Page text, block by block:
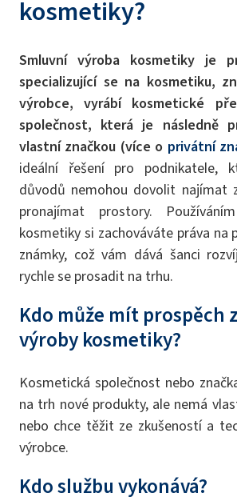
kosmetiky?
Smluvní výroba kosmetiky je
specializující se na kosmetiku,
výrobce, vyrábí kosmetické
společnost, která je následně
vlastní značkou (více o privátní
ideální řešení pro podnikatele,
důvodů nemohou dovolit najímat
pronajímat prostory.
kosmetiky si zachováváte práva na
známky, což vám dává šanci
rychle se prosadit na trhu.
Kdo může mít prospěch
výroby kosmetiky?
Kosmetická společnost nebo
na trh nové produkty, ale nemá
nebo chce těžit ze zkušeností a
výrobce.
Kdo službu vykonává?